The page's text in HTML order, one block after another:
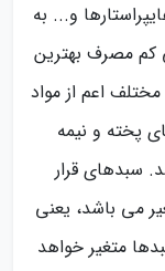
و... به
کم مصرف بهترین
اعم از مواد
پخته و نیمه
سبدهای قرار
می باشد، یعنی
متغیر خواهد